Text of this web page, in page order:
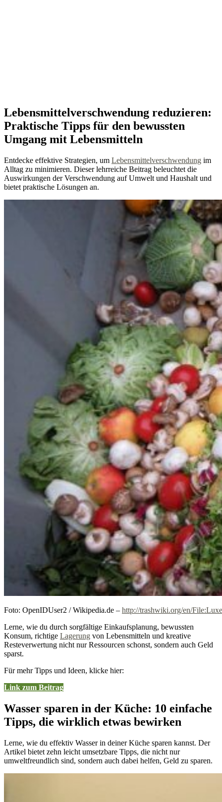
Lebensmittelverschwendung reduzieren:
Praktische Tipps für den bewussten
Umgang mit Lebensmitteln
Entdecke effektive Strategien, um Lebensmittelverschwendung im
Alltag zu minimieren. Dieser lehrreiche Beitrag beleuchtet die
Auswirkungen der Verschwendung auf Umwelt und Haushalt und
bietet praktische Lösungen an.
Foto: OpenIDUser2 / Wikipedia.de – http://trashwiki.org/en/
Lerne, wie du durch sorgfältige Einkaufsplanung, bewussten
Konsum, richtige Lagerung von Lebensmitteln und kreative
Resteverwertung nicht nur Ressourcen schonst, sondern auch Geld
sparst.
Für mehr Tipps und Ideen, klicke hier:
Link zum Beitrag
Wasser sparen in der Küche: 10 einfache
Tipps, die wirklich etwas bewirken
Lerne, wie du effektiv Wasser in deiner Küche sparen kannst. Der
Artikel bietet zehn leicht umsetzbare Tipps, die nicht nur
umweltfreundlich sind, sondern auch dabei helfen, Geld zu sparen.